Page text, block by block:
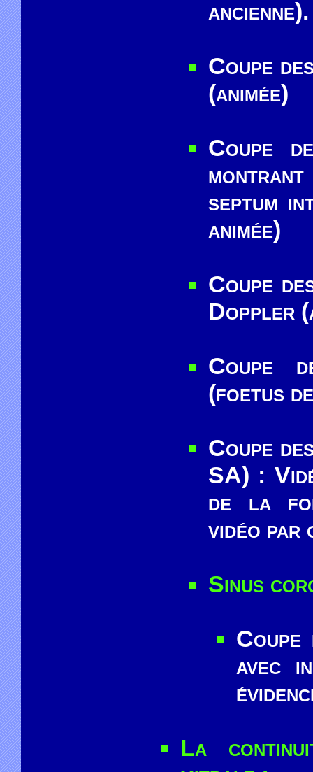
ancienne).
Coupe
(animée)
Coupe
montrant
septum
animée)
Coupe
Doppler
Coupe
(foetus
Coupe
SA) :
de la
vidéo par
Sinus
avec
La